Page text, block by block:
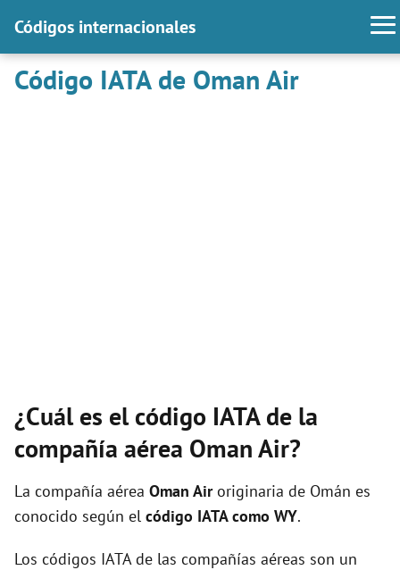
Códigos internacionales
Código IATA de Oman Air
¿Cuál es el código IATA de la
compañía aérea Oman Air?
La compañía aérea Oman Airoriginaria de Omán es
conocido según el código IATA como WY.
Los códigos IATA de las compañías aéreas son un